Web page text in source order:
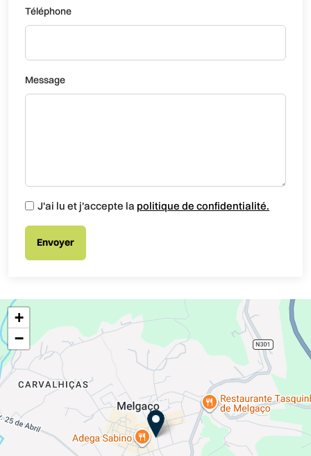
+
−
Téléphone
Message
J'ai lu et j'accepte la politique de confidentialité.